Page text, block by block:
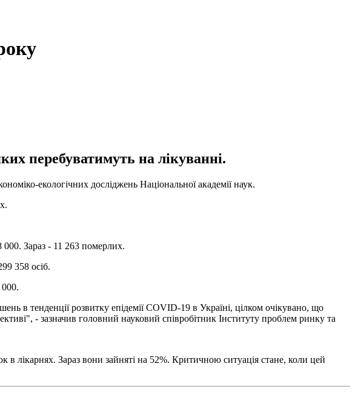
перебуватимуть на лікуванні.
екологічних досліджень Національної академії наук.
Зараз - 11 263 померлих.
358 осіб.
в тенденції розвитку епідемії COVID-19 в Україні, цілком очікувано, що
- зазначив головний науковий співробітник Інституту проблем ринку та
лікарнях. Зараз вони зайняті на 52%. Критичною ситуація стане, коли цей